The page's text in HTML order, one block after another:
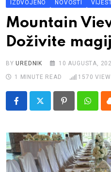
Oglasi
Hajtarhana
Kontakt
Impressum
IZDVOJENO NOVOSTI
Mountain
Doživite
BYUREDNIK 10 AUGUSTA,
1 MINUTE READ
1570
Pinterest